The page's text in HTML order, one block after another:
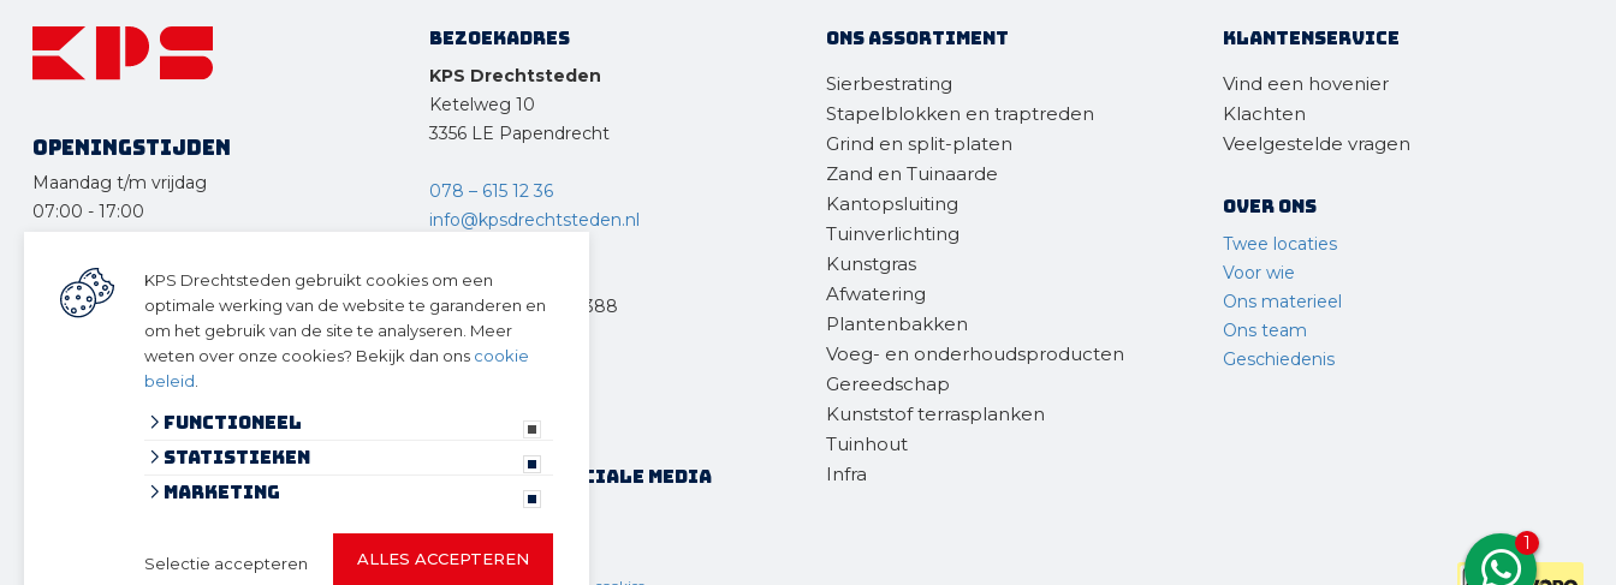
Openingstijden
Maandag t/m vrijdag
07:00 - 17:00
08:30-12:30
Zondag en feestdagen
Bezoekadres
KPS Drechtsteden
Ketelweg 10
3356 LE Papendrecht
078 – 615 12 36
info@kpsdrechtsteden.nl
KPS Delft
Rotterdamseweg 388
2629 HG Delft
info@kpsdelft.nl
Volg ons op sociale media
Ons assortiment
Sierbestrating
Stapelblokken en traptreden
Grind en split-platen
Zand en Tuinaarde
Kantopsluiting
Tuinverlichting
Kunstgras
Afwatering
Plantenbakken
Voeg- en onderhoudsproducten
Gereedschap
Kunststof terrasplanken
Tuinhout
Infra
Klantenservice
Vind een hovenier
Klachten
Veelgestelde vragen
Over ons
Twee locaties
Voor wie
Ons materieel
Ons team
Geschiedenis
1
KPS Drechtsteden gebruikt cookies om een
optimale werking van de website te garanderen en
om het gebruik van de site te analyseren. Meer
weten over onze cookies? Bekijk dan ons cookie
beleid
Functioneel
Statistieken
Marketing
Selectie accepteren ALLES ACCEPTEREN